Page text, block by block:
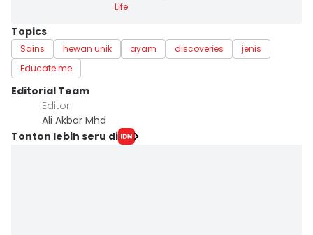
Life
Topics
Sains hewan unik ayam discoveries
jenis
Educate me
Editorial Team
Editor
Ali Akbar Mhd
Tonton lebih seru di